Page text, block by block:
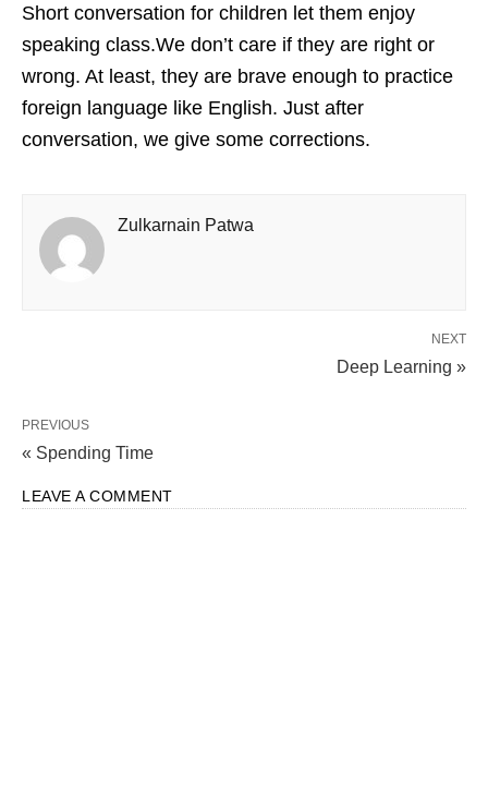
Short conversation for children let them enjoy
speaking class.We don’t care if they are right or
wrong. At least, they are brave enough to practice
foreign language like English. Just after
conversation, we give some corrections.
Zulkarnain Patwa
NEXT
Deep Learning »
PREVIOUS
« Spending Time
LEAVE A COMMENT